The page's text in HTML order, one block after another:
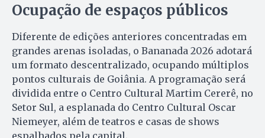
Ocupação de espaços públicos
Diferente de edições anteriores concentradas em
grandes arenas isoladas, o Bananada 2026 adotará
um formato descentralizado, ocupando múltiplos
pontos culturais de Goiânia. A programação será
dividida entre o Centro Cultural Martim Cererê, no
Setor Sul, a esplanada do Centro Cultural Oscar
Niemeyer, além de teatros e casas de shows
espalhados pela capital.